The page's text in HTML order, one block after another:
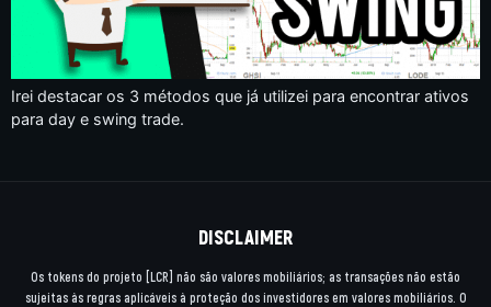
Irei destacar os 3 métodos que já utilizei para encontrar ativos
para day e swing trade.
DISCLAIMER
Os tokens do projeto [LCR] não são valores mobiliários; as transações não estão
sujeitas às regras aplicáveis à proteção dos investidores em valores mobiliários. O